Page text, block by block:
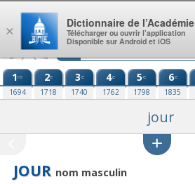
Aller au contenu
1re
1694
2e
1718
3e
1740
4e
1762
5e
1798
6e
1835
jour
JOUR nom masculin
×
Dictionnaire de l’Académie
Télécharger ou ouvrir l’application
Disponible sur Android et iOS